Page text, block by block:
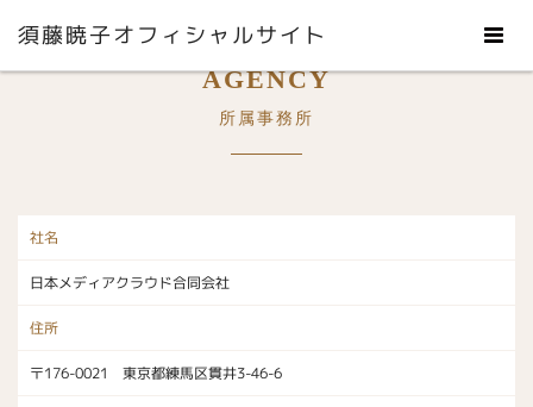
須藤暁子オフィシャルサイト
AGENCY
所属事務所
社名
日本メディアクラウド合同会社
住所
〒176-0021 東京都練馬区貫井3-46-6